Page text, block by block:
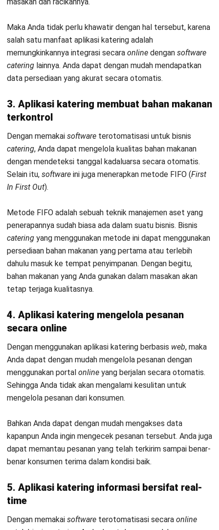
Coba Gratis
softwaresistem akuntansimaka kebutuhan keuangan
perusahaan dapat dikerjakan serta dipantau secara
otomatis, seperti urusan pajak perusahaan.
Kesimpulan
Bisnis catering adalah suatu bisnis yang dikelola untuk
memenuhi kebutuhan konsumen akan persediaan menu
bisniscateringagar dapat berjalan lancar Anda dapat
menggunakan bantuanSoftware Manajemen Kateringyang
telah terintegrasi dengan sistem lainnya dan terotomatisasi
secaraonline. Dengan menggunakansoftwaretersebut,
Anda akan mendapatkan banyak manfaat sebagaimana yang
juga!